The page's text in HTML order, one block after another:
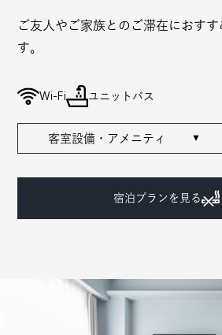
ご友人やご家族とのご滞在におす
す。
Wi-Fi ユニットバス
客室設備・アメニティ ▼
宿泊プランを見る